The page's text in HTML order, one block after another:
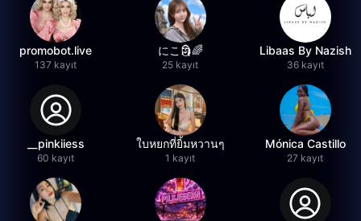
promobot.live
137 kayıt
にこ🗿🌈
25 kayıt
Libaas By Nazish
36 kayıt
__pinkiiess
60 kayıt
ใบหยกที่ยิ้มหวานๆ
1 kayıt
Mónica Castillo
27 kayıt